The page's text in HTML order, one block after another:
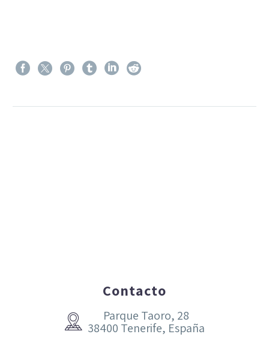
Contacto


Parque Taoro, 28
38400 Tenerife, España